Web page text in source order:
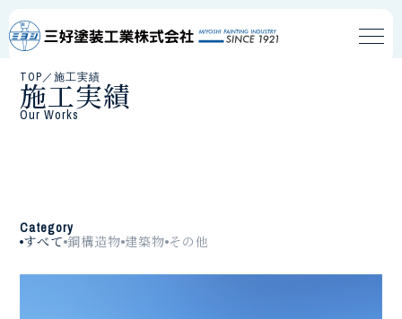
TOP／施工実績
施工実績
Our Works
Category
すべて 鋼構造物 建築物 その他